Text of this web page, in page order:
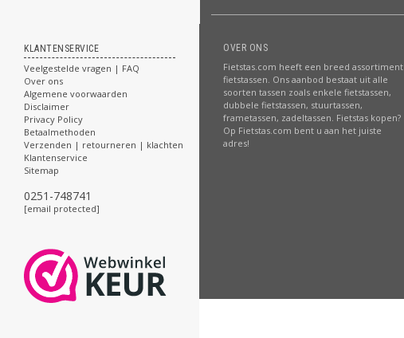
KLANTENSERVICE
Veelgestelde vragen | FAQ
Over ons
Algemene voorwaarden
Disclaimer
Privacy Policy
Betaalmethoden
Verzenden | retourneren | klachten
Klantenservice
Sitemap
0251-748741
[email protected]
OVER ONS
Fietstas.com heeft een breed assortiment
fietstassen. Ons aanbod bestaat uit alle
soorten tassen zoals enkele fietstassen,
dubbele fietstassen, stuurtassen,
frametassen, zadeltassen. Fietstas kopen?
Op Fietstas.com bent u aan het juiste
adres!